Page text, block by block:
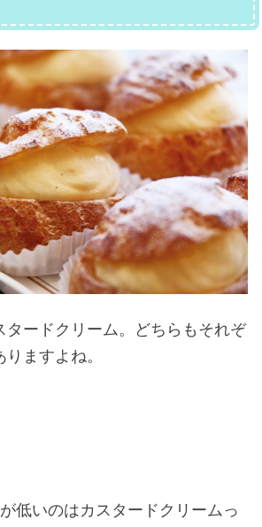
タードクリーム。どちらもそれぞ
ますよね。
低いのはカスタードクリームっ